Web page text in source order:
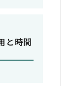
と時間